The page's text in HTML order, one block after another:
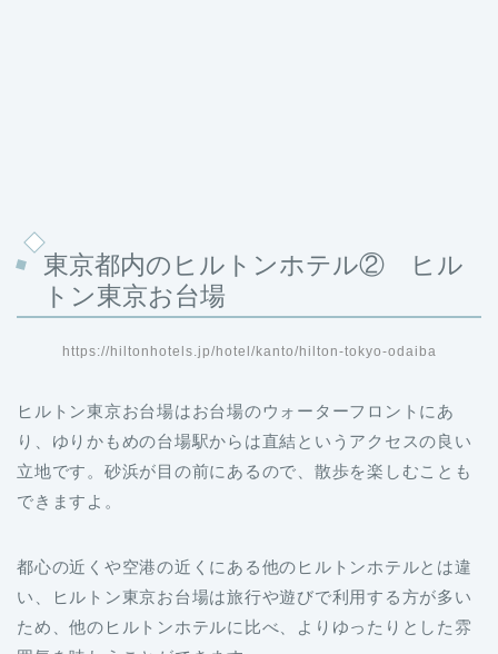
東京都内のヒルトンホテル② ヒル
トン東京お台場
https://hiltonhotels.jp/hotel/kanto/hilton-tokyo-odaiba
ヒルトン東京お台場はお台場のウォーターフロントにあ
り、ゆりかもめの台場駅からは直結というアクセスの良い
立地です。砂浜が目の前にあるので、散歩を楽しむことも
できますよ。
都心の近くや空港の近くにある他のヒルトンホテルとは違
い、ヒルトン東京お台場は旅行や遊びで利用する方が多い
ため、他のヒルトンホテルに比べ、よりゆったりとした雰